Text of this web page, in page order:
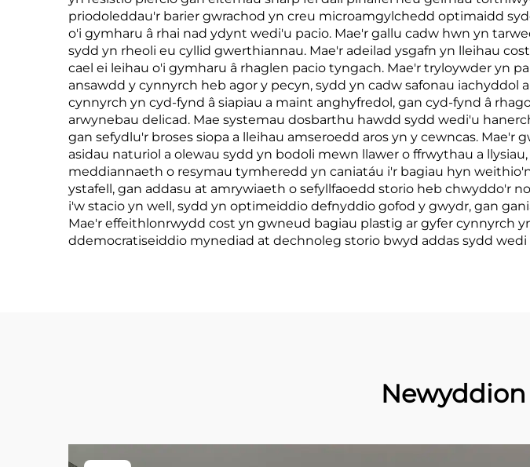
priodoleddau'r barier gwrachod yn creu microamgylchedd optimaidd
o'i gymharu â rhai nad ydynt wedi'u pacio. Mae'r gallu cadw hwn yn
sydd yn rheoli eu cyllid gwerthiannau. Mae'r adeilad ysgafn yn lleihau
cael ei leihau o'i gymharu â rhaglen pacio tyngach. Mae'r tryloywder yn
ansawdd y cynnyrch heb agor y pecyn, sydd yn cadw safonau
cynnyrch yn cyd-fynd â siapiau a maint anghyfredol, gan cyd-fynd â
arwynebau delicad. Mae systemau dosbarthu hawdd sydd wedi'u
gan sefydlu'r broses siopa a lleihau amseroedd aros yn y cewncas.
asidau naturiol a olewau sydd yn bodoli mewn llawer o ffrwythau a
meddiannaeth o resymau tymheredd yn caniatáu i'r bagiau hyn
ystafell, gan addasu at amrywiaeth o sefyllfaoedd storio heb chwyddo'r
i'w stacio yn well, sydd yn optimeiddio defnyddio gofod y gwydr, gan
Mae'r effeithlonrwydd cost yn gwneud bagiau plastig ar gyfer cynnyrch
ddemocratiseiddio mynediad at dechnoleg storio bwyd addas sydd